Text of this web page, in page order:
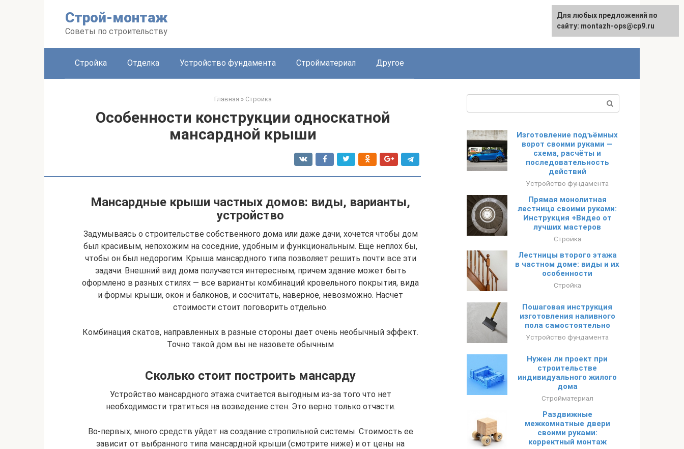
Строй-монтаж
Советы по строительству
English
Стройка Отделка Устройство фундамента Стройматериал Другое
Главная » Стройка
Особенности конструкции односкатной
мансардной крыши
Мансардные крыши частных домов: виды, варианты,
устройство
Задумываясь о строительстве собственного дома или даже дачи, хочется чтобы дом
был красивым, непохожим на соседние, удобным и функциональным. Еще неплох бы,
чтобы он был недорогим. Крыша мансардного типа позволяет решить почти все эти
задачи. Внешний вид дома получается интересным, причем здание может быть
оформлено в разных стилях — все варианты комбинаций кровельного покрытия, вида
и формы крыши, окон и балконов, и сосчитать, наверное, невозможно. Насчет
стоимости стоит поговорить отдельно.
Комбинация скатов, направленных в разные стороны дает очень необычный эффект.
Точно такой дом вы не назовете обычным
Сколько стоит построить мансарду
Устройство мансардного этажа считается выгодным из-за того что нет
необходимости тратиться на возведение стен. Это верно только отчасти.
Во-первых, много средств уйдет на создание стропильной системы. Стоимость ее
зависит от выбранного типа мансардной крыши (смотрите ниже) и от цены на
Изготовление подъёмных
ворот своими руками —
схема, расчёты и
последовательность
действий
Устройство фундамента
Прямая монолитная
лестница своими руками:
Инструкция +Видео от
лучших мастеров
Стройка
Лестницы второго этажа
в частном доме: виды и их
особенности
Стройка
Пошаговая инструкция
изготовления наливного
пола самостоятельно
Устройство фундамента
Нужен ли проект при
строительстве
индивидуального жилого
дома
Стройматериал
Раздвижные
межкомнатные двери
своими руками:
корректный монтаж
Для любых предложений по
сайту: montazh-ops@cp9.ru